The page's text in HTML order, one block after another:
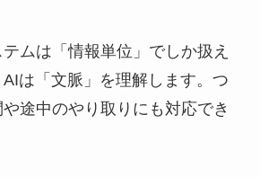
ムは「情報単位」でしか扱え
は「文脈」を理解します。つ
途中のやり取りにも対応でき